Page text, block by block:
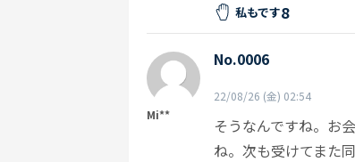
私もです8
Mi**
No.0006
22/08/26 (金) 02:54
そうなんですね。お
ね。次も受けてまた